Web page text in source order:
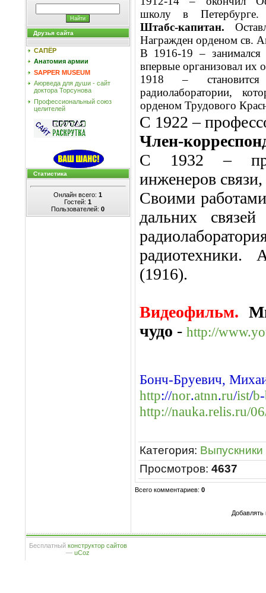
Друзья сайта
САПЁР
Анатомия армии
SAPPER MUSEUM
Аюрведа для души - сайт
доктора Торсунова
Профессиональный союз
целителей
Статистика
Онлайн всего: 1
Гостей: 1
Пользователей: 0
школу в
Штабс-капитан.
Награжден орденом св.
В 1916-19 – занимался
впервые организовал их
1918 –
радиолаборатории,
орденом Трудового
С 1922 –
Член-
С 1932 –
инженеров
Своими
дальних
радиотехники.
(1916).
Видеофильм.
чудо - http://
Бонч-Бруевич,
http://nor.atnn.ru/ist/b-
http://nauka.relis.ru/
Категория: Выпускники
Просмотров: 4637
Всего комментариев: 0
Добавлять
Бесплатный конструктор сайтов
— uCoz